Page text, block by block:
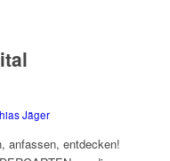
Jäger
anfassen, entdecken!